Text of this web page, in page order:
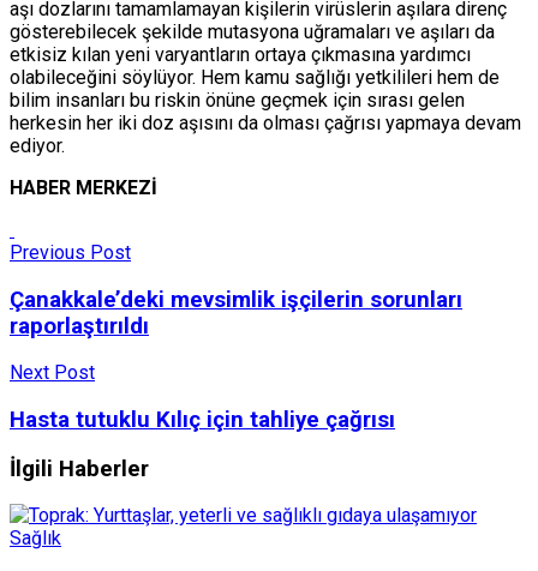
aşı dozlarını tamamlamayan kişilerin virüslerin aşılara direnç
gösterebilecek şekilde mutasyona uğramaları ve aşıları da
etkisiz kılan yeni varyantların ortaya çıkmasına yardımcı
olabileceğini söylüyor. Hem kamu sağlığı yetkilileri hem de
bilim insanları bu riskin önüne geçmek için sırası gelen
herkesin her iki doz aşısını da olması çağrısı yapmaya devam
ediyor.
HABER MERKEZİ
Previous Post
Çanakkale’deki mevsimlik işçilerin sorunları
raporlaştırıldı
Next Post
Hasta tutuklu Kılıç için tahliye çağrısı
İlgili Haberler
Sağlık